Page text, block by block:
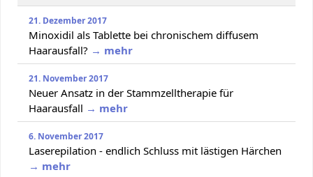
21. Dezember 2017
Minoxidil als Tablette bei chronischem diffusem
Haarausfall? → mehr
21. November 2017
Neuer Ansatz in der Stammzelltherapie für
Haarausfall → mehr
6. November 2017
Laserepilation - endlich Schluss mit lästigen Härchen
→ mehr